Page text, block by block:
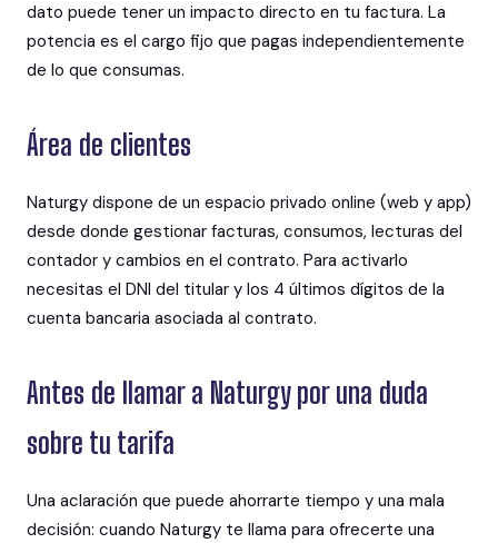
dato puede tener un impacto directo en tu factura. La
potencia es el cargo fijo que pagas independientemente
de lo que consumas.
Área de clientes
Naturgy dispone de un espacio privado online (web y app)
desde donde gestionar facturas, consumos, lecturas del
contador y cambios en el contrato. Para activarlo
necesitas el DNI del titular y los 4 últimos dígitos de la
cuenta bancaria asociada al contrato.
Antes de llamar a Naturgy por una duda
sobre tu tarifa
Una aclaración que puede ahorrarte tiempo y una mala
decisión: cuando Naturgy te llama para ofrecerte una